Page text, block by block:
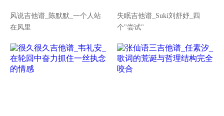
风说吉他谱_陈默默_一个人站
在风里
失眠吉他谱_Suki刘舒妤_四
个"尝试"